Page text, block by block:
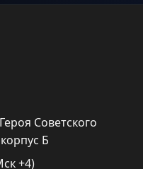
Советского
Б
+4)